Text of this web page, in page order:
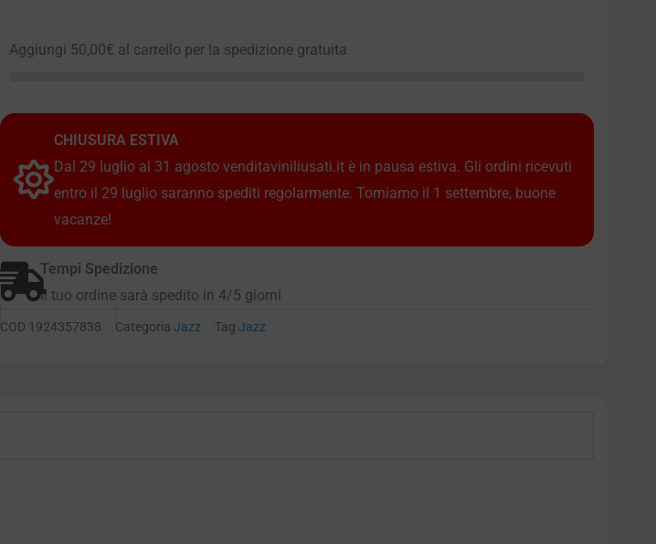
Aggiungi 50,00€ al carrello per la spedizione gratuita
CHIUSURA ESTIVA
Dal 29 luglio al 31 agosto venditaviniliusati.it è in pausa estiva. Gli ordini ricevuti
entro il 29 luglio saranno spediti regolarmente. Torniamo il 1 settembre, buone
vacanze!
Tempi Spedizione
Il tuo ordine sarà spedito in 4/5 giorni
COD 1924357838 Categoria Jazz Tag Jazz